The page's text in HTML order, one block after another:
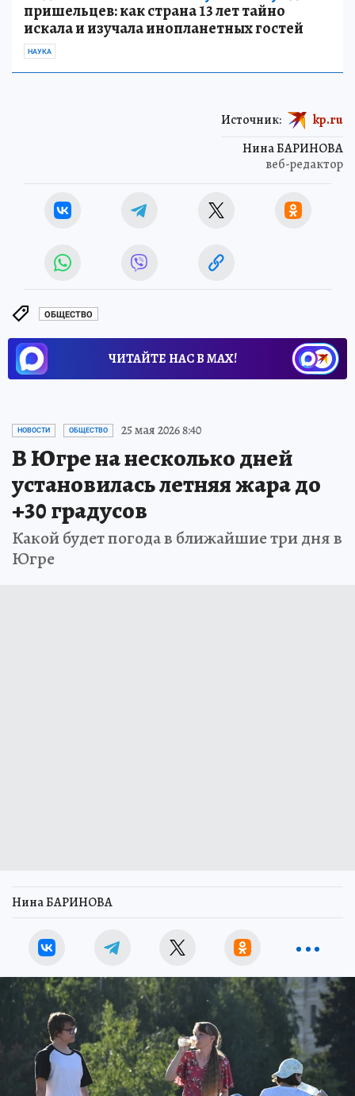
пришельцев: как страна 13 лет тайно
искала и изучала инопланетных гостей
НАУКА
Нина БАРИНОВА
веб-редактор
Источник: kp.ru
ОБЩЕСТВО
ЧИТАЙТЕ НАС В МАХ!
НОВОСТИ ОБЩЕСТВО 25 мая 2026 8:40
В Югре на несколько дней
установилась летняя жара до
+30 градусов
Какой будет погода в ближайшие три дня в
Югре
Нина БАРИНОВА